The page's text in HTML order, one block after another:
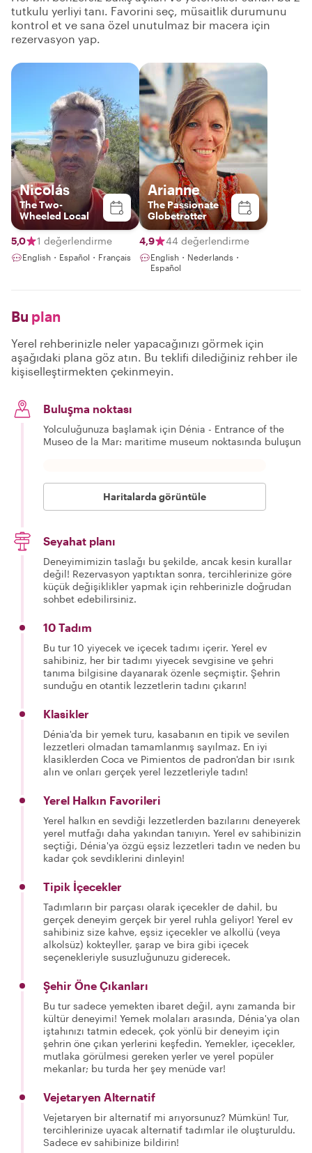
tutkulu yerliyi tanı. Favorini seç, müsaitlik durumunu
kontrol et ve sana özel unutulmaz bir macera için
rezervasyon yap.
Nicolás
The Two-
Wheeled Local
5,0 1 değerlendirme
English・Español・Français
Arianne
The Passionate
Globetrotter
4,9 44 değerlendirme
English・Nederlands・
Español
Bu plan
Yerel rehberinizle neler yapacağınızı görmek için
aşağıdaki plana göz atın. Bu teklifi dilediğiniz rehber ile
kişiselleştirmekten çekinmeyin.
Buluşma noktası
Yolculuğunuza başlamak için Dénia - Entrance of the
Museo de la Mar: maritime museum noktasında buluşun
Haritalarda görüntüle
Seyahat planı
Deneyimimizin taslağı bu şekilde, ancak kesin kurallar
değil! Rezervasyon yaptıktan sonra, tercihlerinize göre
küçük değişiklikler yapmak için rehberinizle doğrudan
sohbet edebilirsiniz.
10 Tadım
Bu tur 10 yiyecek ve içecek tadımı içerir. Yerel ev
sahibiniz, her bir tadımı yiyecek sevgisine ve şehri
tanıma bilgisine dayanarak özenle seçmiştir. Şehrin
sunduğu en otantik lezzetlerin tadını çıkarın!
Klasikler
Dénia'da bir yemek turu, kasabanın en tipik ve sevilen
lezzetleri olmadan tamamlanmış sayılmaz. En iyi
klasiklerden Coca ve Pimientos de padron'dan bir ısırık
alın ve onları gerçek yerel lezzetleriyle tadın!
Yerel Halkın Favorileri
Yerel halkın en sevdiği lezzetlerden bazılarını deneyerek
yerel mutfağı daha yakından tanıyın. Yerel ev sahibinizin
seçtiği, Dénia'ya özgü eşsiz lezzetleri tadın ve neden bu
kadar çok sevdiklerini dinleyin!
Tipik İçecekler
Tadımların bir parçası olarak içecekler de dahil, bu
gerçek deneyim gerçek bir yerel ruhla geliyor! Yerel ev
sahibiniz size kahve, eşsiz içecekler ve alkollü (veya
alkolsüz) kokteyller, şarap ve bira gibi içecek
seçenekleriyle susuzluğunuzu giderecek.
Şehir Öne Çıkanları
Bu tur sadece yemekten ibaret değil, aynı zamanda bir
kültür deneyimi! Yemek molaları arasında, Dénia'ya olan
iştahınızı tatmin edecek, çok yönlü bir deneyim için
şehrin öne çıkan yerlerini keşfedin. Yemekler, içecekler,
mutlaka görülmesi gereken yerler ve yerel popüler
mekanlar; bu turda her şey menüde var!
Vejetaryen Alternatif
Vejetaryen bir alternatif mi arıyorsunuz? Mümkün! Tur,
tercihlerinize uyacak alternatif tadımlar ile oluşturuldu.
Sadece ev sahibinize bildirin!